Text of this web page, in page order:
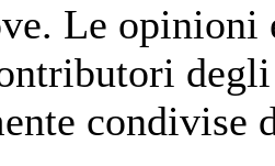
Le opinioni
condivise